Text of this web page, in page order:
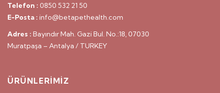
Telefon : 0850 532 21 50
E-Posta : info@betapethealth.com
Adres : Bayındır Mah. Gazi Bul. No.:18, 07030
Muratpaşa – Antalya / TURKEY
ÜRÜNLERİMİZ